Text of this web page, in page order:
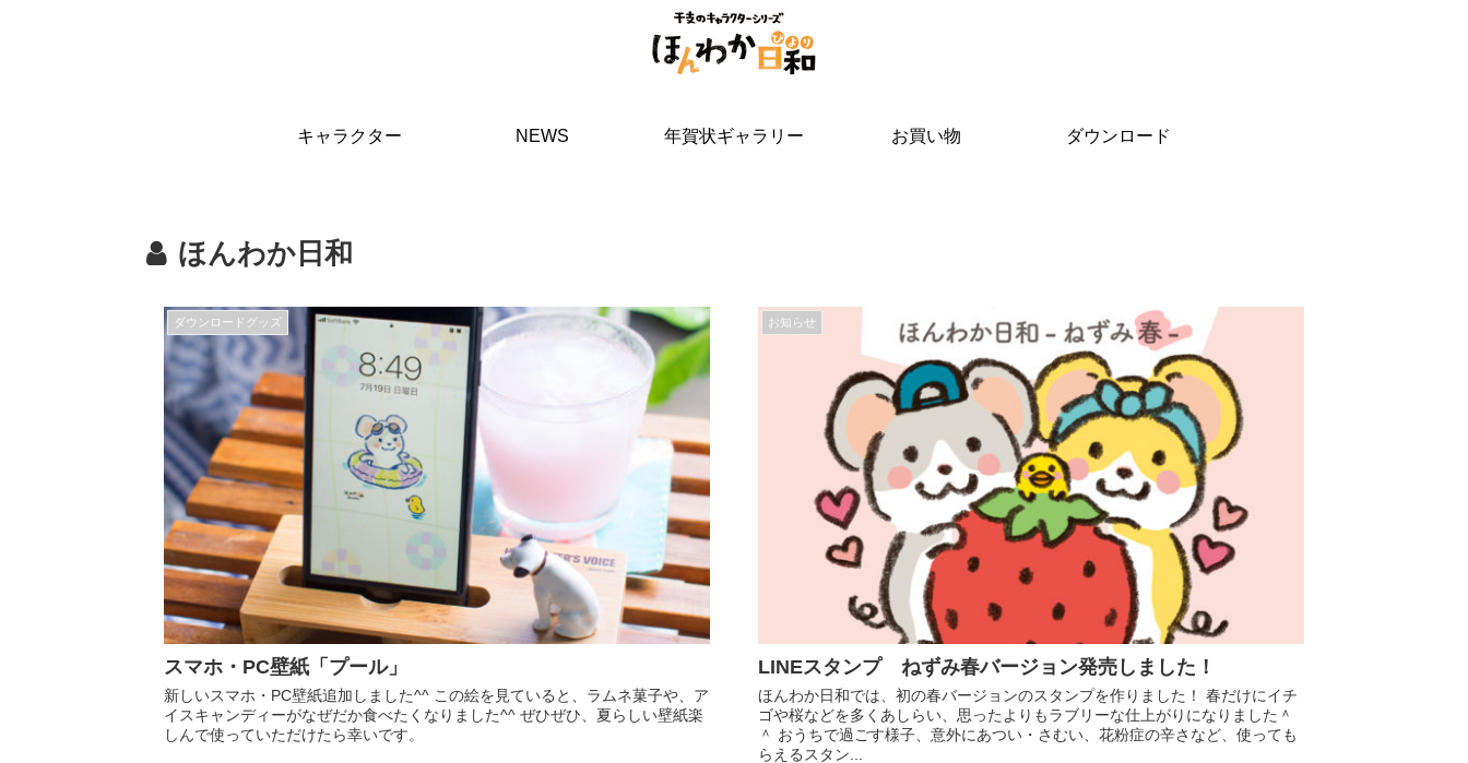
キャラクター NEWS 年賀状ギャラリー お買い物 ダウンロード
ほんわか日和
ダウンロードグッズ
スマホ・PC壁紙「プール」
新しいスマホ・PC壁紙追加しました^^ この絵を見ていると、ラムネ菓子や、ア
イスキャンディーがなぜだか食べたくなりました^^ ぜひぜひ、夏らしい壁紙楽
しんで使っていただけたら幸いです。
お知らせ
LINEスタンプ ねずみ春バージョン発売しました！
ほんわか日和では、初の春バージョンのスタンプを作りました！ 春だけにイチ
ゴや桜などを多くあしらい、思ったよりもラブリーな仕上がりになりました＾
＾ おうちで過ごす様子、意外にあつい・さむい、花粉症の辛さなど、使っても
らえるスタン...